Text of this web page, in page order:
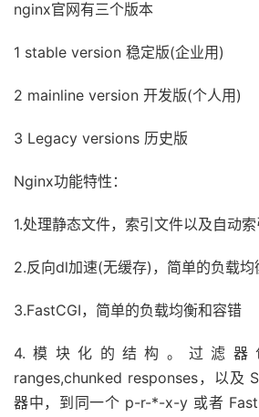
nginx官网有三个版本
1 stable version 稳定版(企业用)
2 mainline version 开发版(个人用)
3 Legacy versions 历史版
Nginx功能特性：
1.处理静态文件，索引文件以及自动索
2.反向dl加速(无缓存)，简单的负载均
3.FastCGI，简单的负载均衡和容错
4.模块化的结构。过滤器
ranges,chunked responses，以及
器中，到同一个 p-r-*-x-y 或者